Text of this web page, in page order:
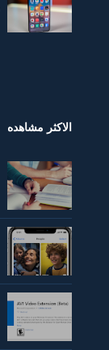
الاكثر مشاهده